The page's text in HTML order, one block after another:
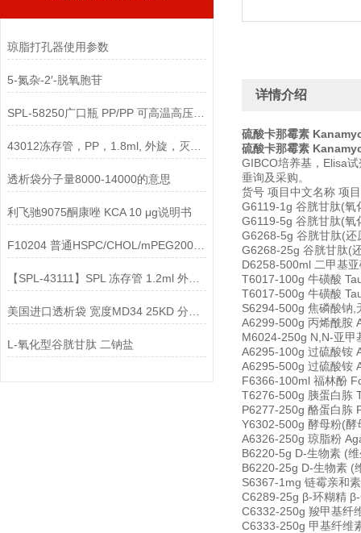
琼脂打孔器使用参数
5-氮杂-2′-脱氧胞苷
SPL-58250广口瓶 PP/PP 可高温高压灭菌 250ml 4000g说明
43012冻存管，PP，1.8ml, 外旋，灭菌使用说明
透析袋分子量8000-14000的意思
利飞驰9075酮康唑 KCA 10 μg说明书
F10204 普通HSPC/CHOL/mPEG2000-DSPE脂质体（50:45:5摩尔/摩尔，100纳米）
【SPL-43111】SPL 冻存管 1.2ml 外旋 无菌说明
L-氧化型谷胱甘肽 二钠盐
详情介绍
硫酸卡那霉素
硫酸卡那霉素
GIBCO培养基，Elisa
垂询及采购。
货号 项目中文名称 项
G6119-1g 谷胱甘肽(
G6119-5g 谷胱甘肽(
G6268-5g 谷胱甘肽(
G6268-25g 谷胱甘肽(
D6258-500ml 二甲基
T6017-100g 牛磺酸
T6017-500g 牛磺酸
S6294-500g 焦磷酸钠
A6299-500g 丙烯酰胺
M6024-250g N,N-亚
A6295-100g 过硫酸铵
A6295-500g 过硫酸铵
F6366-100ml 福林酚
T6276-500g 胰蛋白胨
P6277-250g 酪蛋白胨
Y6302-500g 酵母粉(
A6326-250g 琼脂粉
B6220-5g D-生物素 (
B6220-25g D-生物素 (
S6367-1mg 链霉亲和
C6289-25g β-环糊精
C6332-250g 羧甲基纤
C6333-250g 甲基纤维